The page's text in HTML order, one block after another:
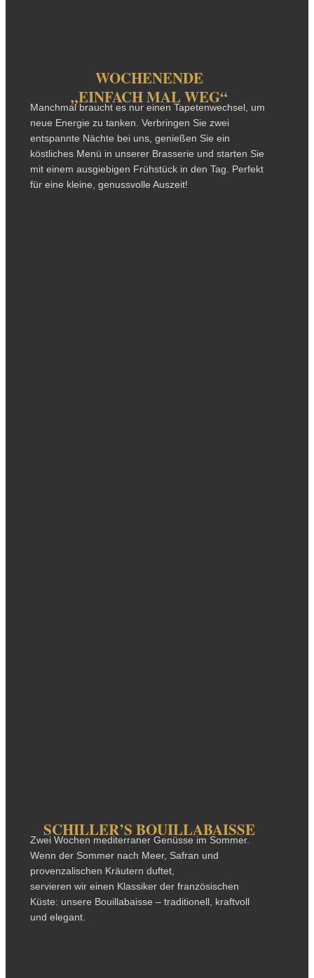
WOCHENENDE
„EINFACH MAL WEG“
Manchmal braucht es nur einen Tapetenwechsel, um
neue Energie zu tanken. Verbringen Sie zwei
entspannte Nächte bei uns, genießen Sie ein
köstliches Menü in unserer Brasserie und starten Sie
mit einem ausgiebigen Frühstück in den Tag. Perfekt
für eine kleine, genussvolle Auszeit!
SCHILLER’S BOUILLABAISSE
Zwei Wochen mediterraner Genüsse im Sommer.
Wenn der Sommer nach Meer, Safran und
provenzalischen Kräutern duftet,
servieren wir einen Klassiker der französischen
Küste: unsere Bouillabaisse – traditionell, kraftvoll
und elegant.